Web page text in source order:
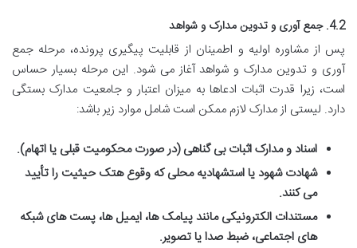
4.2. جمع آوری و تدوین مدارک و شواهد
پس از مشاوره اولیه و اطمینان از قابلیت پیگیری پرونده، مرحله جمع
آوری و تدوین مدارک و شواهد آغاز می شود. این مرحله بسیار حساس
است، زیرا قدرت اثبات ادعاها به میزان اعتبار و جامعیت مدارک بستگی
دارد. لیستی از مدارک لازم ممکن است شامل موارد زیر باشد:
اسناد و مدارک اثبات بی گناهی (در صورت محکومیت قبلی یا اتهام).
شهادت شهود یا استشهادیه محلی که وقوع هتک حیثیت را تأیید
می کنند.
مستندات الکترونیکی مانند پیامک ها، ایمیل ها، پست های شبکه
های اجتماعی، ضبط صدا یا تصویر.